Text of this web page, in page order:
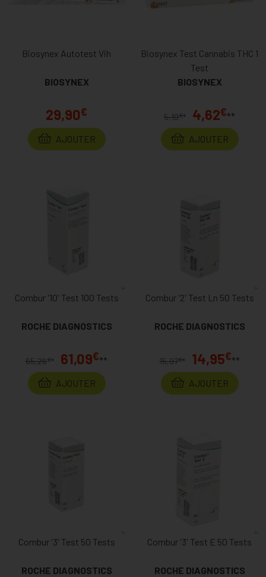
Biosynex Autotest Vih
BIOSYNEX
29,90€
AJOUTER
Biosynex Test Cannabis THC 1
Test
BIOSYNEX
5,19€* 4,62€**
AJOUTER
Combur '10' Test 100 Tests
ROCHE DIAGNOSTICS
65,26€* 61,09€**
AJOUTER
Combur '2' Test Ln 50 Tests
ROCHE DIAGNOSTICS
15,97€* 14,95€**
AJOUTER
Combur '3' Test 50 Tests
ROCHE DIAGNOSTICS
Combur '3' Test E 50 Tests
ROCHE DIAGNOSTICS